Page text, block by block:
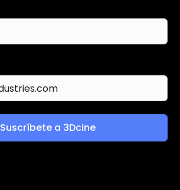
Suscríbete a 3Dcine